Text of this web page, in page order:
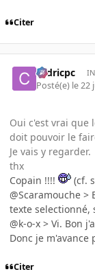
Citer
cedricpc
Posté(e) le 22
Oui c'est vrai que
doit pouvoir le
Je vais y regarder.
thx
Copain !!!!
(cf.
@Scaramouche
texte selectionné,
@k-o-x > Vi. Bon
Donc je m'avance
Citer